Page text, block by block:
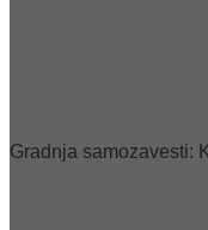
Gradnja samozavesti: